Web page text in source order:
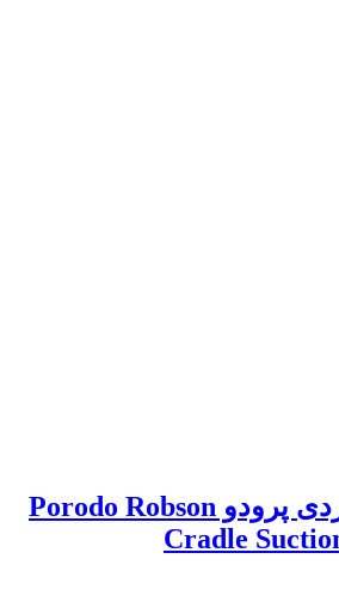
هولدر رو داشبوردی پرودو Porodo Robson
Cradle